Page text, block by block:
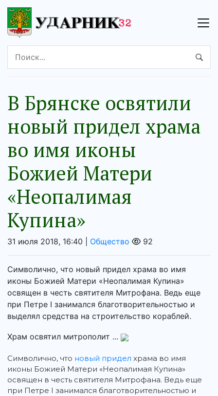
В Брянске освятили
новый придел храма
во имя иконы
Божией Матери
«Неопалимая
Купина»
31 июля 2018, 16:40 | Общество 92
Символично, что новый придел храма во имя
иконы Божией Матери «Неопалимая Купина»
освящен в честь святителя Митрофана. Ведь еще
при Петре I занимался благотворительностью и
выделял средства на строительство кораблей.
Храм освятил митрополит ...
Символично, что новый придел храма во имя
иконы Божией Матери «Неопалимая Купина»
освящен в честь святителя Митрофана. Ведь еще
при Петре I занимался благотворительностью и